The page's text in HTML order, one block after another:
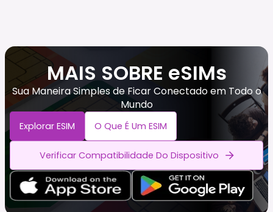
MAIS SOBRE eSIMs
Sua Maneira Simples de Ficar Conectado em Todo o
Mundo
Explorar ESIM O Que É Um ESIM
Verificar Compatibilidade Do Dispositivo